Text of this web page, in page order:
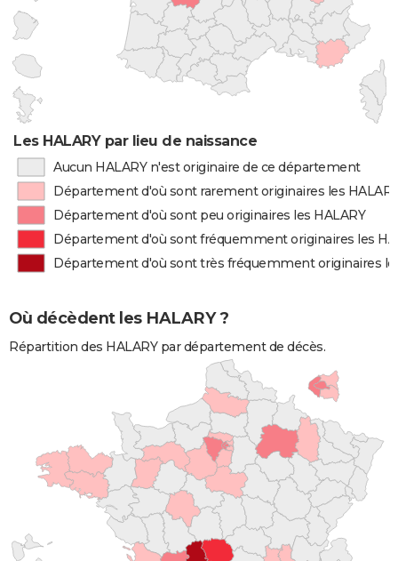
Les HALARY par lieu de naissance
Aucun HALARY n'est originaire de ce département
Département d'où sont rarement originaires les
Département d'où sont peu originaires les HALARY
Département d'où sont fréquemment originaires les
Département d'où sont très fréquemment originaires
Où décèdent les HALARY ?
Répartition des HALARY par département de décès.